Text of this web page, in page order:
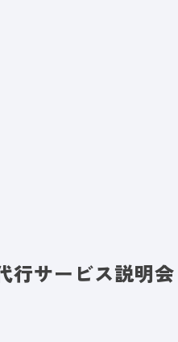
行サービス説明会